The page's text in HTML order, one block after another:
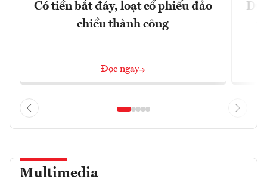
Có tiền bắt đáy, loạt cổ phiếu đảo
chiều thành công
Đọc ngay
Dự
Multimedia